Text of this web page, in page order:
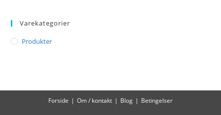
Varekategorier
Produkter
Forside Om / kontakt Blog Betingelser